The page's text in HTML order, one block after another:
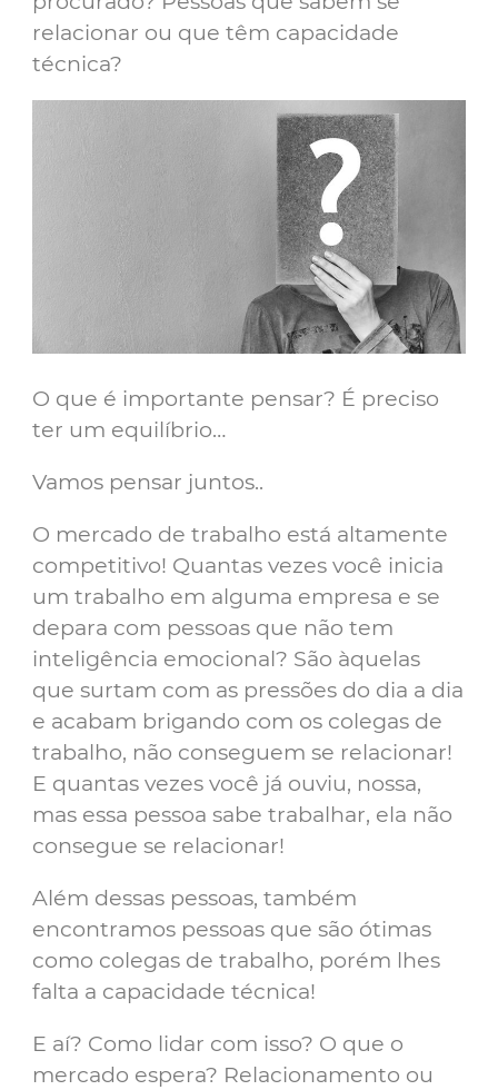
relacionar ou que têm capacidade
técnica?
O que é importante pensar? É preciso
ter um equilíbrio…
Vamos pensar juntos..
O mercado de trabalho está altamente
competitivo! Quantas vezes você inicia
um trabalho em alguma empresa e se
depara com pessoas que não tem
inteligência emocional? São àquelas
que surtam com as pressões do dia a dia
e acabam brigando com os colegas de
trabalho, não conseguem se relacionar!
E quantas vezes você já ouviu, nossa,
mas essa pessoa sabe trabalhar, ela não
consegue se relacionar!
Além dessas pessoas, também
encontramos pessoas que são ótimas
como colegas de trabalho, porém lhes
falta a capacidade técnica!
E aí? Como lidar com isso? O que o
mercado espera? Relacionamento ou